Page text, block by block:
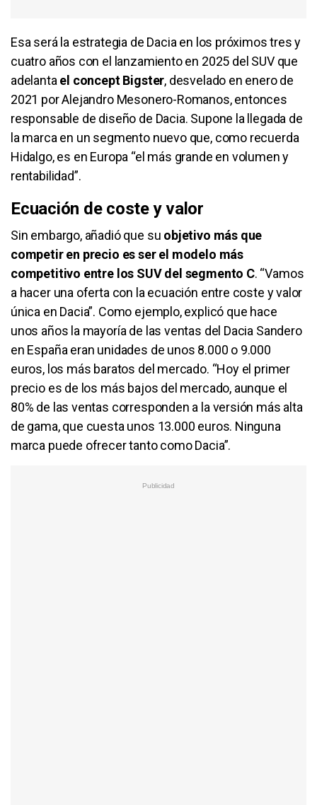
Esa será la estrategia de Dacia en los próximos tres y
cuatro años con el lanzamiento en 2025 del SUV que
adelanta el concept Bigster, desvelado en enero de
2021 por Alejandro Mesonero-Romanos, entonces
responsable de diseño de Dacia. Supone la llegada de
la marca en un segmento nuevo que, como recuerda
Hidalgo, es en Europa “el más grande en volumen y
rentabilidad”.
Ecuación de coste y valor
Sin embargo, añadió que su objetivo más que
competir en precio es ser el modelo más
competitivo entre los SUV del segmento C. “Vamos
a hacer una oferta con la ecuación entre coste y valor
única en Dacia”. Como ejemplo, explicó que hace
unos años la mayoría de las ventas del Dacia Sandero
en España eran unidades de unos 8.000 o 9.000
euros, los más baratos del mercado. “Hoy el primer
precio es de los más bajos del mercado, aunque el
80% de las ventas corresponden a la versión más alta
de gama, que cuesta unos 13.000 euros. Ninguna
marca puede ofrecer tanto como Dacia”.